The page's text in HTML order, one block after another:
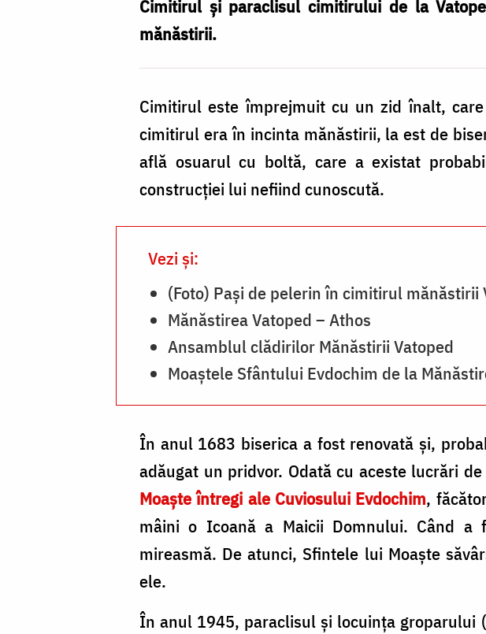
Cimitirul și paraclisul cimitirului de la
mănăstirii.
Cimitirul este împrejmuit cu un zid înalt,
cimitirul era în incinta mănăstirii, la est de
află osuarul cu boltă, care a existat
construcției lui nefiind cunoscută.
Vezi și:
(Foto) Pași de pelerin în cimitirul mănăstirii
Mănăstirea Vatoped – Athos
Ansamblul clădirilor Mănăstirii Vatoped
Moaștele Sfântului Evdochim de la
În anul 1683 biserica a fost renovată și,
adăugat un pridvor. Odată cu aceste lucrări
Moaște întregi ale Cuviosului Evdochim,
mâini o Icoană a Maicii Domnului. Când
mireasmă. De atunci, Sfintele lui Moaște
ele.
În anul 1945, paraclisul și locuința groparului